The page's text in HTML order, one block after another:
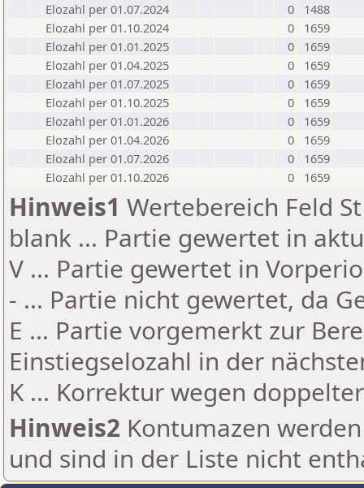
Elozahl per 01.07.2024
0
1488
Elozahl per 01.10.2024
0
1659
Elozahl per 01.01.2025
0
1659
Elozahl per 01.04.2025
0
1659
Elozahl per 01.07.2025
0
1659
Elozahl per 01.10.2025
0
1659
Elozahl per 01.01.2026
0
1659
Elozahl per 01.04.2026
0
1659
Elozahl per 01.07.2026
0
1659
Elozahl per 01.10.2026
0 1659
Hinweis1 Wertebereich Feld
blank ... Partie gewertet in
V ... Partie gewertet in
- ... Partie nicht gewertet, da
E ... Partie vorgemerkt zur
Einstiegselozahl in der
K ... Korrektur wegen
Hinweis2 Kontumazen
und sind in der Liste nicht